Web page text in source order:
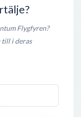
Flygfyren?
till i deras